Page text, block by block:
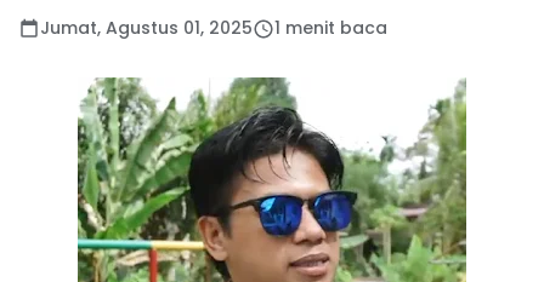
Jumat, Agustus 01, 2025 1 menit baca